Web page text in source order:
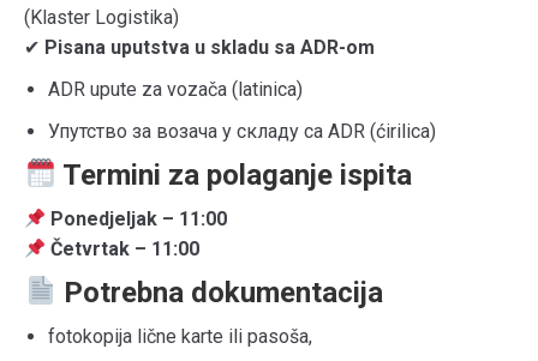
(Klaster Logistika)
✔ Pisana uputstva u skladu sa ADR-om
ADR upute za vozača (latinica)
Упутство за возача у складу са ADR (ćirilica)
Termini za polaganje ispita
Ponedjeljak – 11:00
Četvrtak – 11:00
Potrebna dokumentacija
fotokopija lične karte ili pasoša,